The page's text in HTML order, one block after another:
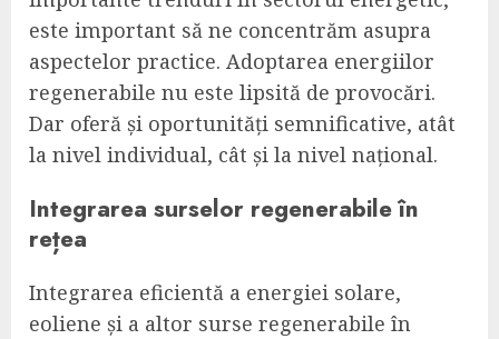
este important să ne concentrăm asupra
aspectelor practice. Adoptarea energiilor
regenerabile nu este lipsită de provocări.
Dar oferă și oportunități semnificative, atât
la nivel individual, cât și la nivel național.
Integrarea surselor regenerabile în
rețea
Integrarea eficientă a energiei solare,
eoliene și a altor surse regenerabile în